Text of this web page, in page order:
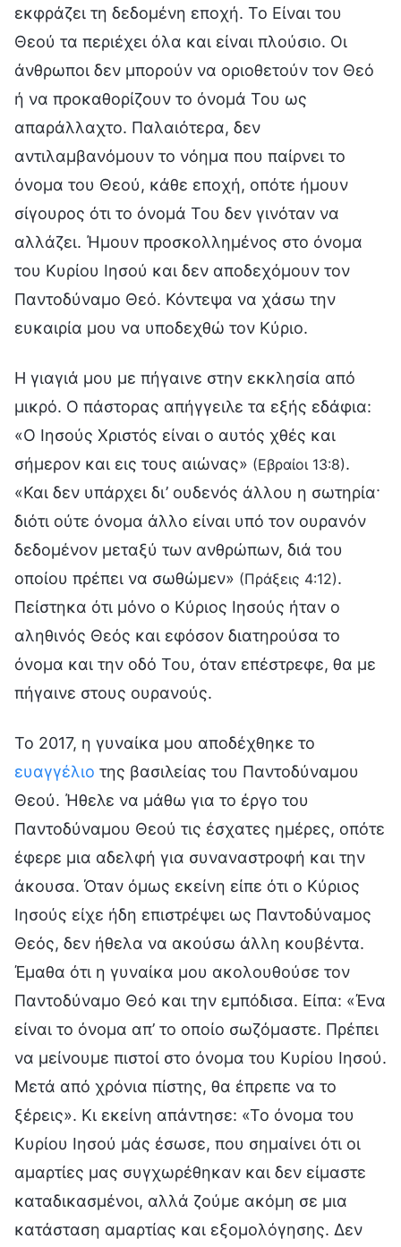
εκφράζει τη δεδομένη εποχή. Το Είναι του
Θεού τα περιέχει όλα και είναι πλούσιο. Οι
άνθρωποι δεν μπορούν να οριοθετούν τον Θεό
ή να προκαθορίζουν το όνομά Του ως
απαράλλαχτο. Παλαιότερα, δεν
αντιλαμβανόμουν το νόημα που παίρνει το
όνομα του Θεού, κάθε εποχή, οπότε ήμουν
σίγουρος ότι το όνομά Του δεν γινόταν να
αλλάζει. Ήμουν προσκολλημένος στο όνομα
του Κυρίου Ιησού και δεν αποδεχόμουν τον
Παντοδύναμο Θεό. Κόντεψα να χάσω την
ευκαιρία μου να υποδεχθώ τον Κύριο.
Η γιαγιά μου με πήγαινε στην εκκλησία από
μικρό. Ο πάστορας απήγγειλε τα εξής εδάφια:
«Ο Ιησούς Χριστός είναι ο αυτός χθές και
σήμερον και εις τους αιώνας» (Εβραίοι 13:8).
«Και δεν υπάρχει δι’ ουδενός άλλου η σωτηρία·
διότι ούτε όνομα άλλο είναι υπό τον ουρανόν
δεδομένον μεταξύ των ανθρώπων, διά του
οποίου πρέπει να σωθώμεν» (Πράξεις 4:12).
Πείστηκα ότι μόνο ο Κύριος Ιησούς ήταν ο
αληθινός Θεός και εφόσον διατηρούσα το
όνομα και την οδό Του, όταν επέστρεφε, θα με
πήγαινε στους ουρανούς.
Το 2017, η γυναίκα μου αποδέχθηκε το
ευαγγέλιο της βασιλείας του Παντοδύναμου
Θεού. Ήθελε να μάθω για το έργο του
Παντοδύναμου Θεού τις έσχατες ημέρες, οπότε
έφερε μια αδελφή για συναναστροφή και την
άκουσα. Όταν όμως εκείνη είπε ότι ο Κύριος
Ιησούς είχε ήδη επιστρέψει ως Παντοδύναμος
Θεός, δεν ήθελα να ακούσω άλλη κουβέντα.
Έμαθα ότι η γυναίκα μου ακολουθούσε τον
Παντοδύναμο Θεό και την εμπόδισα. Είπα: «Ένα
είναι το όνομα απ’ το οποίο σωζόμαστε. Πρέπει
να μείνουμε πιστοί στο όνομα του Κυρίου Ιησού.
Μετά από χρόνια πίστης, θα έπρεπε να το
ξέρεις». Κι εκείνη απάντησε: «Το όνομα του
Κυρίου Ιησού μάς έσωσε, που σημαίνει ότι οι
αμαρτίες μας συγχωρέθηκαν και δεν είμαστε
καταδικασμένοι, αλλά ζούμε ακόμη σε μια
κατάσταση αμαρτίας και εξομολόγησης. Δεν